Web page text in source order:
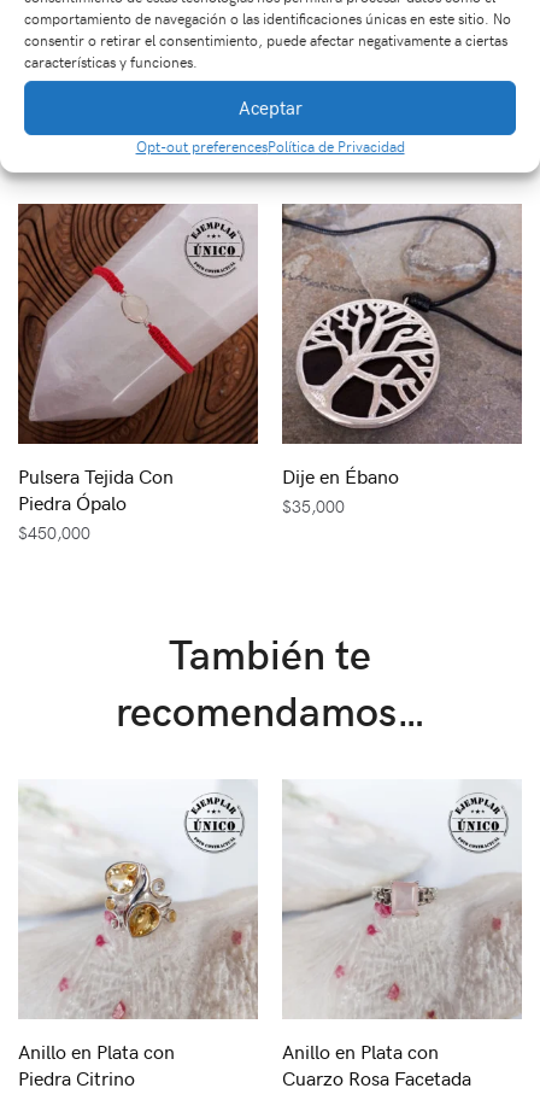
comportamiento de navegación o las identificaciones únicas en este sitio. No
consentir o retirar el consentimiento, puede afectar negativamente a ciertas
características y funciones.
Aceptar
Opt-out preferencesPolítica de Privacidad
Dije en Ébano
Piedra Super Seven
$320,000
Pulsera Tejida Con
Piedra Ópalo
$450,000
Dije en Ébano
$35,000
También te
recomendamos…
Anillo en Plata con
Piedra Citrino
Anillo en Plata con
Cuarzo Rosa Facetada